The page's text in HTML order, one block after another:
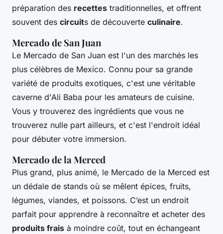
préparation des recettes traditionnelles, et offrent
souvent des circuits de découverte culinaire.
Mercado de San Juan
Le Mercado de San Juan est l'un des marchés les
plus célèbres de Mexico. Connu pour sa grande
variété de produits exotiques, c'est une véritable
caverne d'Ali Baba pour les amateurs de cuisine.
Vous y trouverez des ingrédients que vous ne
trouverez nulle part ailleurs, et c'est l'endroit idéal
pour débuter votre immersion.
Mercado de la Merced
Plus grand, plus animé, le Mercado de la Merced est
un dédale de stands où se mêlent épices, fruits,
légumes, viandes, et poissons. C’est un endroit
parfait pour apprendre à reconnaître et acheter des
produits frais à moindre coût, tout en échangeant